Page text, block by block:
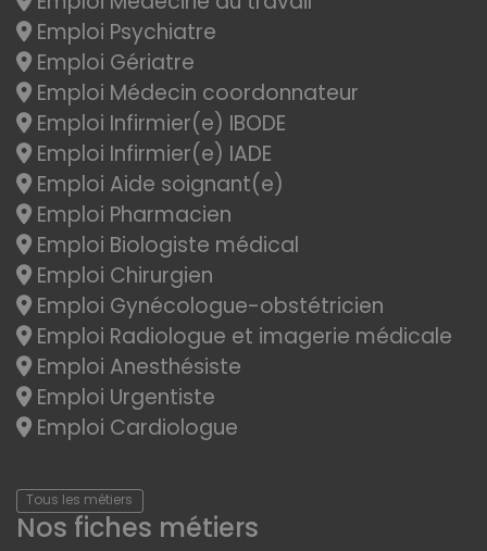
Emploi Psychiatre
Emploi Gériatre
Emploi Médecin coordonnateur
Emploi Infirmier(e) IBODE
Emploi Infirmier(e) IADE
Emploi Aide soignant(e)
Emploi Pharmacien
Emploi Biologiste médical
Emploi Chirurgien
Emploi Gynécologue-obstétricien
Emploi Radiologue et imagerie médicale
Emploi Anesthésiste
Emploi Urgentiste
Emploi Cardiologue
Tous les métiers
Nos fiches métiers